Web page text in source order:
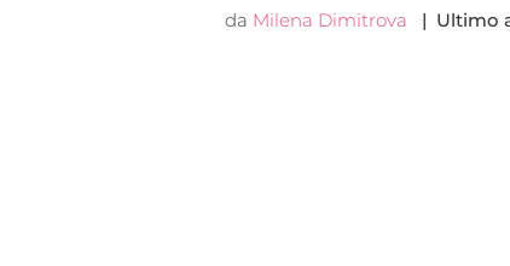
da Milena Dimitrova | Ultimo